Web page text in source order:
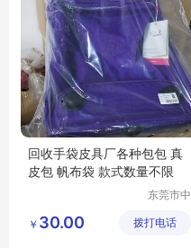
回收手袋皮具厂各种包包 真
皮包 帆布袋 款式数量不限
东莞市中
生资源回
￥ 30.00 拨打电话